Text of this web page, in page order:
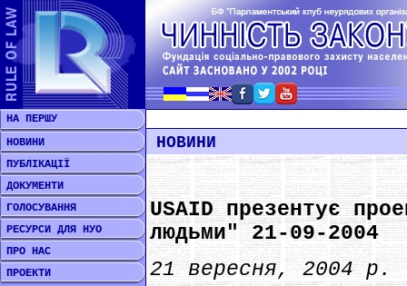
НА ПЕРШУ
НОВИНИ
ПУБЛІКАЦІЇ
ДОКУМЕНТИ
ГОЛОСУВАННЯ
РЕСУРСИ ДЛЯ НУО
ПРО НАС
ПРОЕКТИ
НОВИНИ
USAID презентує
людьми" 21-09-2004
21 вересня, 2004 р.